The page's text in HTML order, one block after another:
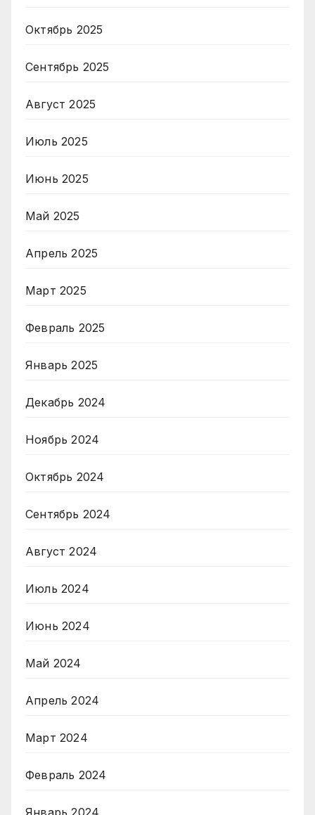
Октябрь 2025
Сентябрь 2025
Август 2025
Июль 2025
Июнь 2025
Май 2025
Апрель 2025
Март 2025
Февраль 2025
Январь 2025
Декабрь 2024
Ноябрь 2024
Октябрь 2024
Сентябрь 2024
Август 2024
Июль 2024
Июнь 2024
Май 2024
Апрель 2024
Март 2024
Февраль 2024
Январь 2024